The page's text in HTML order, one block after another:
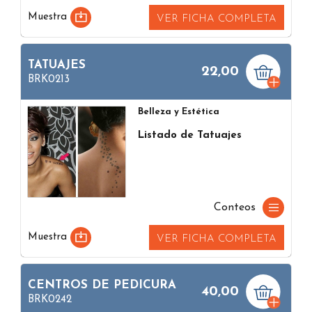
Muestra VER FICHA COMPLETA
TATUAJES
BRK0213
22,00
Belleza y Estética
Listado de Tatuajes
Conteos
Muestra VER FICHA COMPLETA
CENTROS DE PEDICURA
BRK0242
40,00